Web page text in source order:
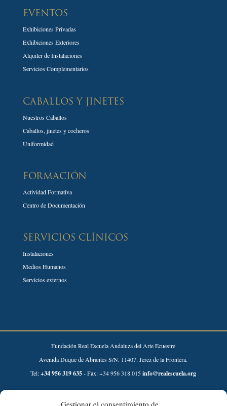
Gestionar el consentimiento de
EVENTOS
Exhibiciones Privadas
Exhibiciones Exteriores
Alquiler de Instalaciones
Servicios Complementarios
CABALLOS Y JINETES
Nuestros Caballos
Caballos, jinetes y cocheros
Uniformidad
FORMACIÓN
Actividad Formativa
Centro de Documentación
SERVICIOS CLÍNICOS
Instalaciones
Medios Humanos
Servicios externos
Fundación Real Escuela Andaluza del Arte Ecuestre
Avenida Duque de Abrantes S/N. 11407. Jerez de la Frontera.
Tel:+34 956 319 635- Fax: +34 956 318 015info@realescuela.org
Desarrollado por: